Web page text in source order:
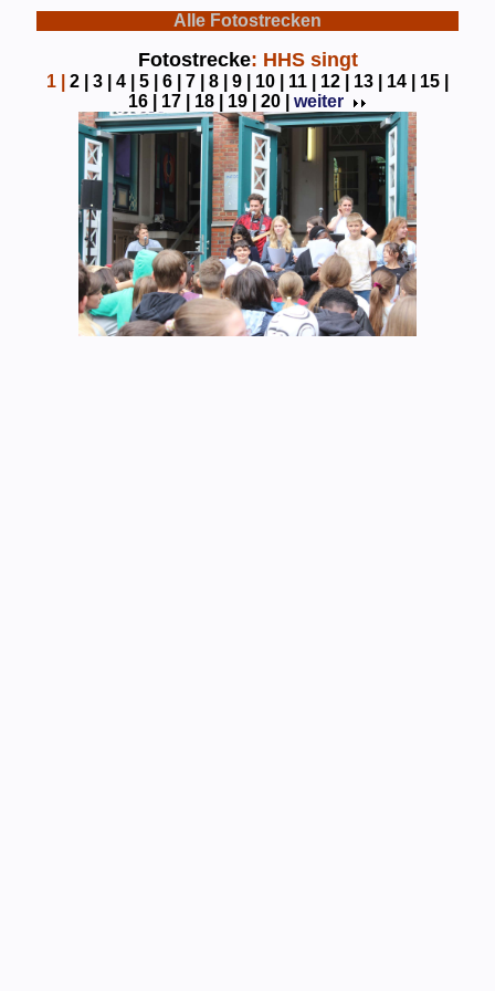
Alle Fotostrecken
Fotostrecke: HHS singt
1 2 | 3 | 4 | 5 | 6 | 7 | 8 | 9 | 10 | 11 | 12 | 13 | 14 |
15 |
16 |
17 | 18 | 19 | 20 | weiter